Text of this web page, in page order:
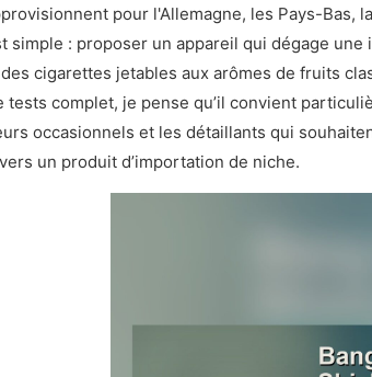
pour l'Allemagne, les Pays-Bas,
simple : proposer un appareil qui dégage
cigarettes jetables aux arômes de fruits
tests complet, je pense qu’il convient
occasionnels et les détaillants qui
un produit d’importation de niche.